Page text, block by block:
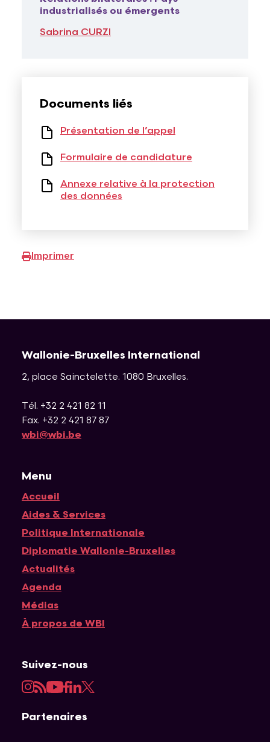
industrialisés ou émergents
Contact
Sabrina CURZI
Documents liés
Présentation de l’appel
Formulaire de candidature
Annexe relative à la protection
des données
Imprimer
Wallonie-Bruxelles International
2, place Sainctelette. 1080 Bruxelles.
Tél. +32 2 421 82 11
Fax. +32 2 421 87 87
wbi@wbi.be
Menu
Accueil
Navigation principale
Aides & Services
Politique Internationale
Diplomatie Wallonie-Bruxelles
Actualités
Agenda
Médias
À propos de WBI
Suivez-nous
Instagram
RSSYouTube
Facebook
LinkedIn
Twitter
Partenaires